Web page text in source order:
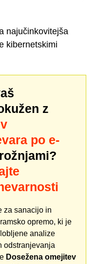
najučinkovitejša
kibernetskimi
z
po e-
za sanacijo in
opremo, ki je
analize
odstranjevanja
Dosežena omejitev